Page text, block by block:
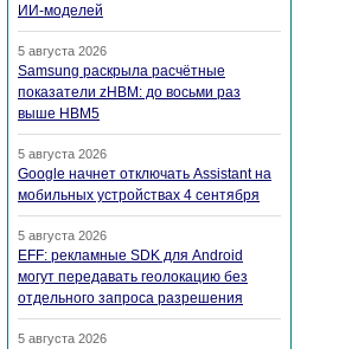
ИИ-моделей
5 августа 2026
Samsung раскрыла расчётные
показатели zHBM: до восьми раз
выше HBM5
5 августа 2026
Google начнет отключать Assistant на
мобильных устройствах 4 сентября
5 августа 2026
EFF: рекламные SDK для Android
могут передавать геолокацию без
отдельного запроса разрешения
5 августа 2026